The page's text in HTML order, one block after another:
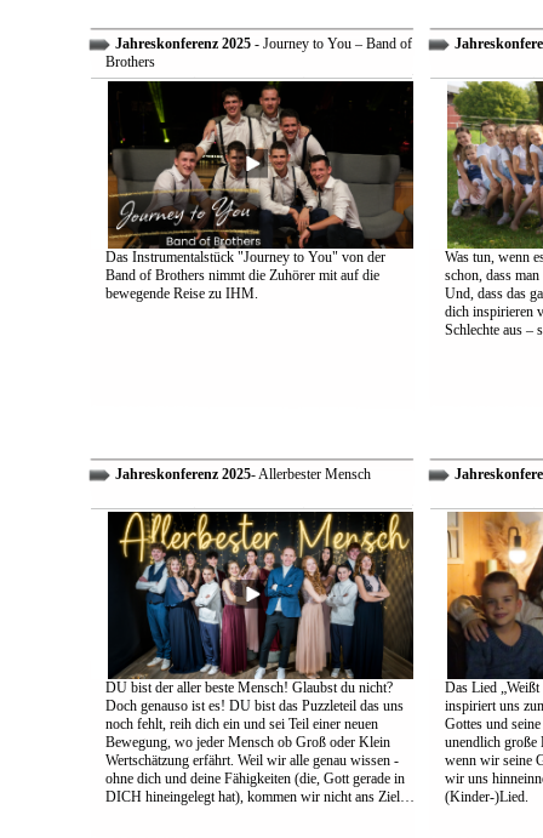
Jahreskonferenz 2025- Journey to You – Band of
Brothers
Das Instrumentalstück "Journey to You" von der
Band of Brothers nimmt die Zuhörer mit auf die
bewegende Reise zu IHM.
Was tun, wenn
schon, dass
Und, dass das
dich inspirieren
Schlechte aus –
Jahreskonferenz 2025- Allerbester Mensch
DU bist der aller beste Mensch! Glaubst du nicht?
Doch genauso ist es! DU bist das Puzzleteil das uns
noch fehlt, reih dich ein und sei Teil einer neuen
Bewegung, wo jeder Mensch ob Groß oder Klein
Wertschätzung erfährt. Weil wir alle genau wissen -
ohne dich und deine Fähigkeiten (die, Gott gerade in
DICH hineingelegt hat), kommen wir nicht ans Ziel…
Das Lied
inspiriert uns
Gottes und
unendlich große
wenn wir seine
wir uns
(Kinder-)Lied.